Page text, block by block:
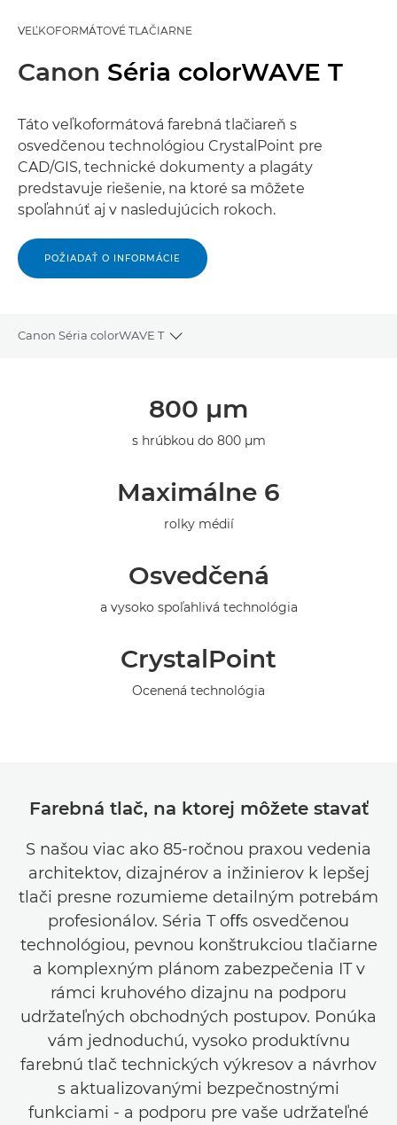
VEĽKOFORMÁTOVÉ TLAČIARNE
Canon Séria colorWAVE T
Táto veľkoformátová farebná tlačiareň s
osvedčenou technológiou CrystalPoint pre
CAD/GIS, technické dokumenty a plagáty
predstavuje riešenie, na ktoré sa môžete
spoľahnúť aj v nasledujúcich rokoch.
POŽIADAŤ O INFORMÁCIE
Canon Séria colorWAVE T
Toggle breadcrumbs
800 μm
s hrúbkou do 800 µm
Maximálne 6
rolky médií
Osvedčená
a vysoko spoľahlivá technológia
CrystalPoint
Ocenená technológia
Farebná tlač, na ktorej môžete stavať
S našou viac ako 85-ročnou praxou vedenia
architektov, dizajnérov a inžinierov k lepšej
tlači presne rozumieme detailným potrebám
profesionálov. Séria T oﬀs osvedčenou
technológiou, pevnou konštrukciou tlačiarne
a komplexným plánom zabezpečenia IT v
rámci kruhového dizajnu na podporu
udržateľných obchodných postupov. Ponúka
vám jednoduchú, vysoko produktívnu
farebnú tlač technických výkresov a návrhov
s aktualizovanými bezpečnostnými
funkciami - a podporu pre vaše udržateľné